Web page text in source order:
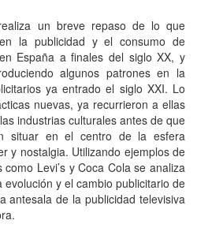
un breve repaso de lo que
la publicidad y el consumo de
España a finales del siglo XX, y
algunos patrones en la
ya entrado el siglo XXI. Lo
nuevas, ya recurrieron a ellas
industrias culturales antes de que
situar en el centro de la esfera
y nostalgia. Utilizando ejemplos de
Levi’s y Coca Cola se analiza
y el cambio publicitario de
antesala de la publicidad televisiva